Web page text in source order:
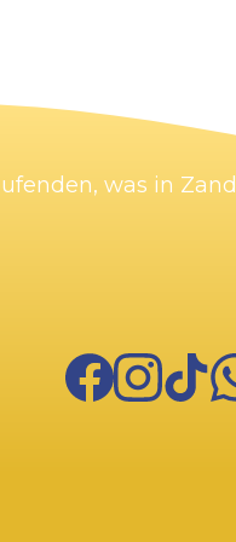
Karte
was in
FacebookInstagram
TikTok